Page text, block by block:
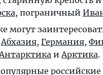
, пограничный
могут
Абхазия, Германия,
Антарктика и Арктика.
российские